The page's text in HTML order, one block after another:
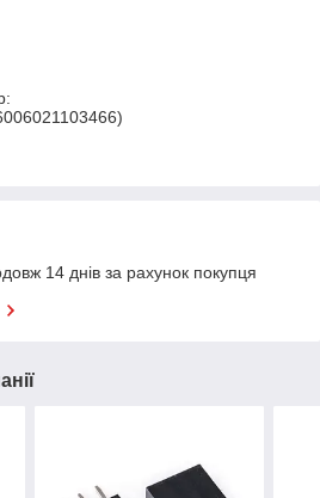
14 днів за рахунок покупця